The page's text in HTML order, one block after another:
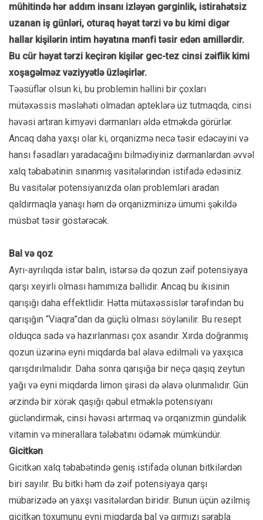
mühitində hər addım insanı izləyən gərginlik, istirahətsiz
uzanan iş günləri, oturaq həyat tərzi və bu kimi digər
hallar kişilərin intim həyatına mənfi təsir edən amillərdir.
Bu cür həyat tərzi keçirən kişilər gec-tez cinsi zəiflik kimi
xoşagəlməz vəziyyətlə üzləşirlər.
Təəsüflər olsun ki, bu problemin həllini bir çoxları
mütəxəssis məsləhəti olmadan apteklərə üz tutmaqda, cinsi
həvəsi artıran kimyəvi dərmanları əldə etməkdə görürlər.
Ancaq daha yaxşı olar ki, orqanizmə necə təsir edəcəyini və
hansı fəsadları yaradacağını bilmədiyiniz dərmanlardan əvvəl
xalq təbabətinin sınanmış vasitələrindən istifadə edəsiniz.
Bu vasitələr potensiyanızda olan problemləri aradan
qaldırmaqla yanaşı həm də orqanizminizə ümumi şəkildə
müsbət təsir göstərəcək.
Bal və qoz
Ayrı-ayrılıqda istər balın, istərsə də qozun zəif potensiyaya
qarşı xeyirli olması hamımıza bəllidir. Ancaq bu ikisinin
qarışığı daha effektlidir. Hətta mütəxəssislər tərəfindən bu
qarışığın “Viaqra”dan da güçlü olması söylənilir. Bu resept
olduqca sadə və hazırlanması çox asandır. Xırda doğranmış
qozun üzərinə eyni miqdarda bal əlavə edilməli və yaxşıca
qarışdırılmalıdır. Daha sonra qarışığa bir neçə qaşıq zeytun
yağı və eyni miqdarda limon şirəsi də əlavə olunmalıdır. Gün
ərzində bir xörək qaşığı qəbul etməklə potensiyanı
gücləndirmək, cinsi həvəsi artırmaq və orqanizmin gündəlik
vitamin və minerallara tələbatını ödəmək mümkündür.
Gicitkən
Gicitkən xalq təbabətində geniş istifadə olunan bitkilərdən
biri sayılır. Bu bitki həm də zəif potensiyaya qarşı
mübarizədə ən yaxşı vasitələrdən biridir. Bunun üçün əzilmiş
gicitkən toxumunu eyni miqdarda bal və qırmızı şərabla